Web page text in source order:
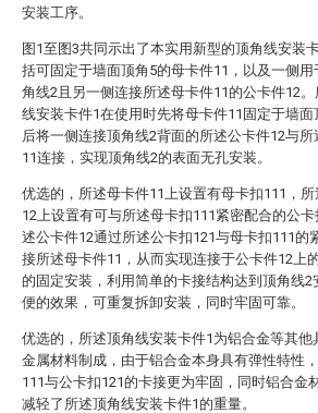
安装工序。
图1至图3共同示出了本实用新型的顶角线安装
括可固定于墙面顶角5的母卡件11，以及一侧用
角线2且另一侧连接所述母卡件11的公卡件12。
线安装卡件1在使用时先将母卡件11固定于墙面
后将一侧连接顶角线2背面的所述公卡件12与所
11连接，实现顶角线2的表面无孔安装。
优选的，所述母卡件11上设置有母卡扣111，
12上设置有可与所述母卡扣111紧密配合的公
述公卡件12通过所述公卡扣121与母卡扣111的
接所述母卡件11，从而实现连接于公卡件12上
的固定安装，利用简单的卡接结构达到顶角线2
便的效果，可重复拆卸安装，同时牢固可靠。
优选的，所述顶角线安装卡件1为铝合金等其他
金属材料制成，由于铝合金本身具有弹性特性
111与公卡扣121的卡接更为牢固，同时铝合金
减轻了所述顶角线安装卡件1的重量。